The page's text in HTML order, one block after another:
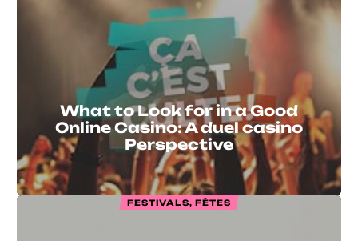
What to Look for in a Good
Online Casino: A duel casino
Perspective
FESTIVALS, FÊTES